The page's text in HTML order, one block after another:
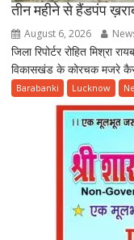
तीन महीने से हैंडपंप
August 6, 2026
जिला रिपोर्टर रोहित मिश्रा
विकासखंड के कोरचक मजरे
Barabanki Lucknow